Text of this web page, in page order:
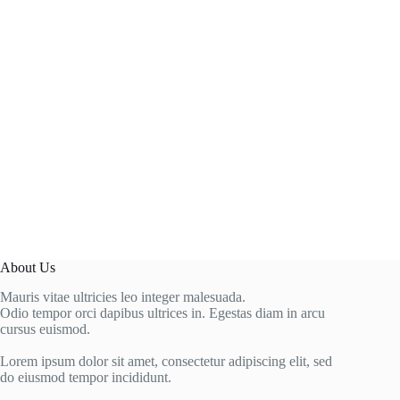
About Us
Mauris vitae ultricies leo integer malesuada.
Odio tempor orci dapibus ultrices in. Egestas diam in arcu
cursus euismod.
Lorem ipsum dolor sit amet, consectetur adipiscing elit, sed
do eiusmod tempor incididunt.